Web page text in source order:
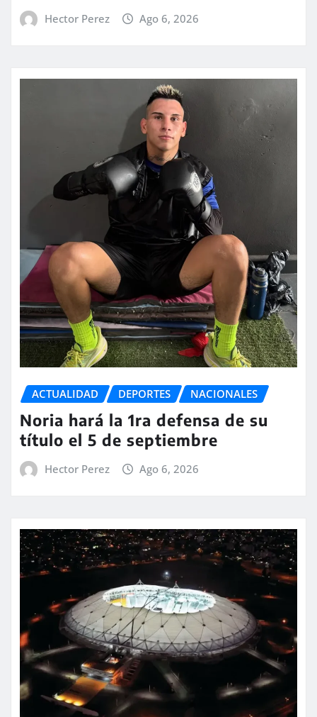
Hector Perez Ago 6, 2026
ACTUALIDAD DEPORTES NACIONALES
Noria hará la 1ra defensa de su
título el 5 de septiembre
Hector Perez Ago 6, 2026